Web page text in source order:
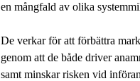
en mångfald av olika
De verkar för att förbättra
genom att de både driver
samt minskar risken vid